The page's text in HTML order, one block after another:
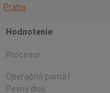
Praha
Hodnotenie
Procesor
Operačná pamäť
Pevný disk